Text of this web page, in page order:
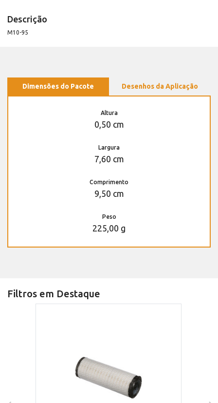
Descrição
M10-95
Dimensões do Pacote Desenhos da Aplicação
Altura
0,50 cm
Largura
7,60 cm
Comprimento
9,50 cm
Peso
225,00 g
Filtros em Destaque